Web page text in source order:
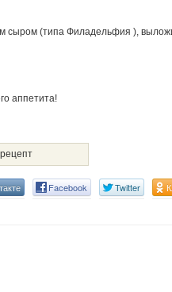
сыром (типа Филадельфия ),
аппетита!
Facebook Twitter